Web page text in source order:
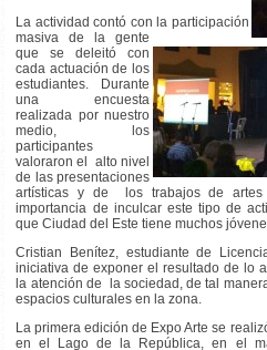
La actividad contó con la participación
masiva de la gente
que se deleitó con
cada actuación de los
estudiantes. Durante
una encuesta
realizada por nuestro
medio, los
participantes
valoraron el alto nivel
de las presentaciones
artísticas y de los trabajos de artes
importancia de inculcar este tipo de
que Ciudad del Este tiene muchos
Cristian Benítez, estudiante de
iniciativa de exponer el resultado de lo
la atención de la sociedad, de tal
espacios culturales en la zona.
La primera edición de Expo Arte se
en el Lago de la República, en el